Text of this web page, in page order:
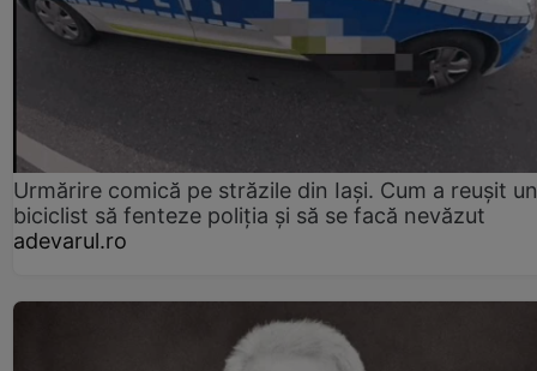
Urmărire comică pe străzile din Iași. Cum a reușit un
biciclist să fenteze poliția și să se facă nevăzut
adevarul.ro